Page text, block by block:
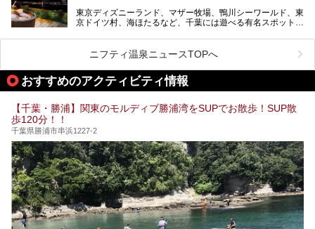
今回は人気のこの施設の中でも、特におススメしたい3つの
ポイントについて厳選してお届けします。読めばきっと、行
東京ディズニーランド、マザー牧場、鴨川シーワールド、東
京ドイツ村、海ほたるなど、千葉には遊べる有名スポットが
県で生まれ、千葉県で育ち、つい最近まで千葉在住だった私
がお勧めする、一度は入るべき千葉の温泉・スパ34選をま
とめました。
ニフティ温泉ニュースTOPへ
おすすめのアクティビティ情報
【千葉・勝浦】関東のモルディブ勝浦湾をSUPでお散歩！SUP散
歩120分！！
千葉県勝浦市串浜1227-2